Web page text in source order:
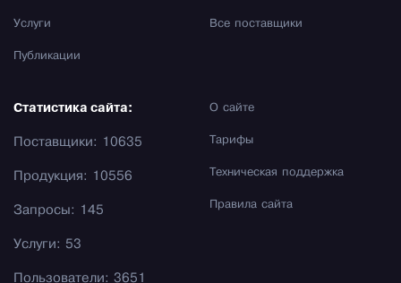
Услуги
Публикации
Все поставщики
О сайте
Тарифы
Техническая поддержка
Правила сайта
Статистика сайта:
Поставщики: 10635
Продукция: 10556
Запросы: 145
Услуги: 53
Пользователи: 3651